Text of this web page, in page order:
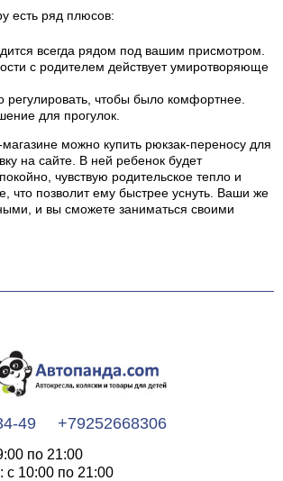
есть ряд плюсов:
всегда рядом под вашим присмотром.
с родителем действует умиротворяюще
чтобы было комфортнее.
для прогулок.
можно купить рюкзак-переносу для
на сайте. В ней ребенок будет
чувствую родительское тепло и
что позволит ему быстрее уснуть. Ваши же
и вы сможете заниматься своими
49 +79252668306
по 21:00
10:00 по 21:00